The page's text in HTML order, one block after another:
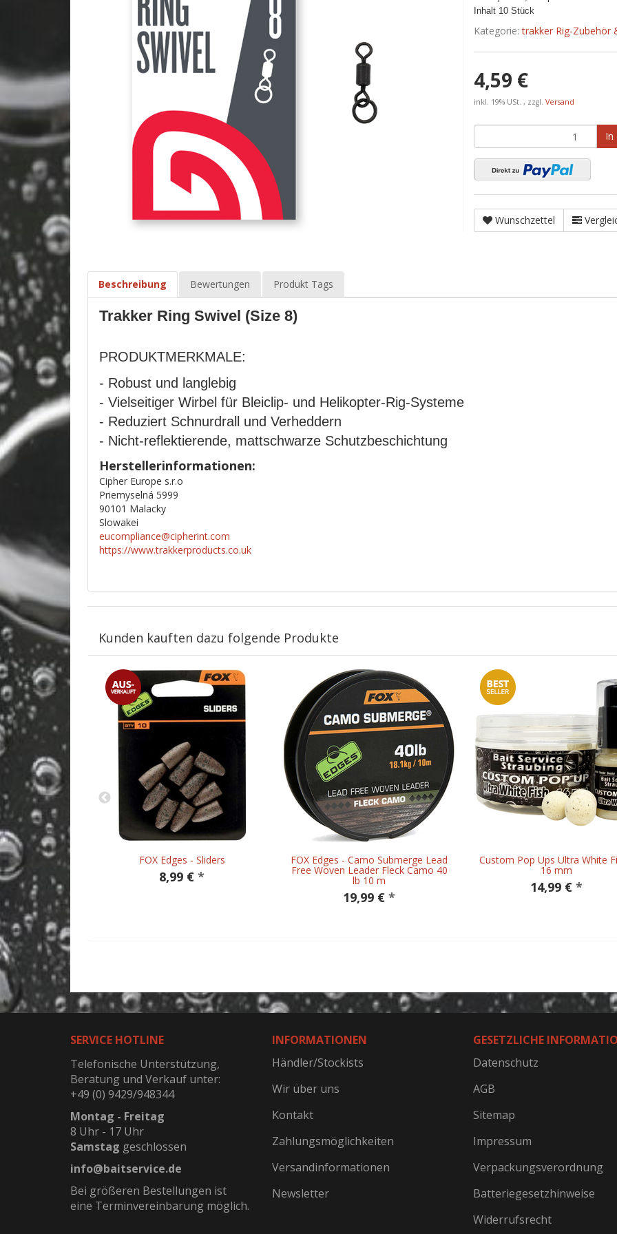
Inhalt 10 Stück
Kategorie:trakker Rig-Zubehör
4,59 €
inkl. 19% USt. , zzgl. Versand
In
Wunschzettel
Beschreibung Bewertungen Produkt Tags
Trakker Ring Swivel (Size 8)
PRODUKTMERKMALE:
- Robust und langlebig
- Vielseitiger Wirbel für Bleiclip- und Helikopter-Rig-Systeme
- Reduziert Schnurdrall und Verheddern
- Nicht-reflektierende, mattschwarze Schutzbeschichtung
Herstellerinformationen:
Cipher Europe s.r.o
Priemyselná 5999
90101 Malacky
Slowakei
eucompliance@cipherint.com
https://www.trakkerproducts.co.uk
Kunden kauften dazu folgende Produkte
HD - 300
*
FOX Edges - Sliders
8,99 € *
FOX Edges - Camo Submerge Lead
Free Woven Leader Fleck Camo 40
lb 10 m
19,99 € *
Custom Pop Ups Ultra White
16 mm
14,99 € *
SERVICE HOTLINE
Telefonische Unterstützung,
Beratung und Verkauf unter:
+49 (0) 9429/948344
Montag - Freitag
8 Uhr - 17 Uhr
Samstag geschlossen
info@baitservice.de
Bei größeren Bestellungen ist
eine Terminvereinbarung möglich.
INFORMATIONEN
Händler/Stockists
Wir über uns
Kontakt
Zahlungsmöglichkeiten
Versandinformationen
Newsletter
GESETZLICHE
Datenschutz
AGB
Sitemap
Impressum
Verpackungsverordnung
Batteriegesetzhinweise
Widerrufsrecht